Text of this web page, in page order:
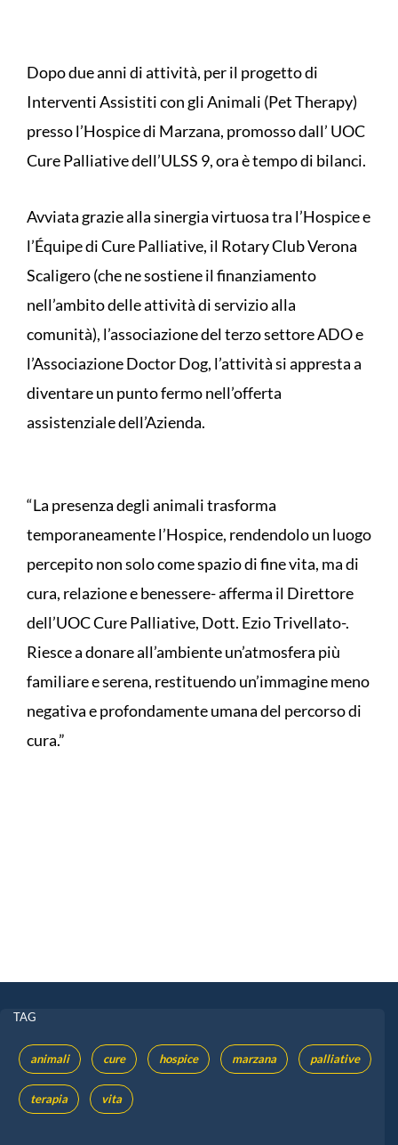
Dopo due anni di attività, per il progetto di
Interventi Assistiti con gli Animali (Pet Therapy)
presso l’Hospice di Marzana, promosso dall’ UOC
Cure Palliative dell’ULSS 9, ora è tempo di bilanci.
Avviata grazie alla sinergia virtuosa tra l’Hospice e
l’Équipe di Cure Palliative, il Rotary Club Verona
Scaligero (che ne sostiene il finanziamento
nell’ambito delle attività di servizio alla
comunità), l’associazione del terzo settore ADO e
l’Associazione Doctor Dog, l’attività si appresta a
diventare un punto fermo nell’offerta
assistenziale dell’Azienda.
“La presenza degli animali trasforma
temporaneamente l’Hospice, rendendolo un luogo
percepito non solo come spazio di fine vita, ma di
cura, relazione e benessere- afferma il Direttore
dell’UOC Cure Palliative, Dott. Ezio Trivellato-.
Riesce a donare all’ambiente un’atmosfera più
familiare e serena, restituendo un’immagine meno
negativa e profondamente umana del percorso di
cura.”
TAG
animali cure hospice marzana palliative
terapia vita